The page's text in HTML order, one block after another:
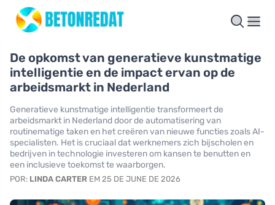
De opkomst van generatieve kunstmatige
intelligentie en de impact ervan op de
arbeidsmarkt in Nederland
Generatieve kunstmatige intelligentie transformeert de
arbeidsmarkt in Nederland door de automatisering van
routinematige taken en het creëren van nieuwe functies zoals AI-
specialisten. Het is cruciaal dat werknemers zich bijscholen en
bedrijven in technologie investeren om kansen te benutten en
een inclusieve toekomst te waarborgen.
POR: LINDA CARTER EM 25 DE JUNE DE 2026